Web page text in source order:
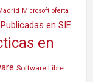
Microsoft oferta
en SIE
en
Software Libre